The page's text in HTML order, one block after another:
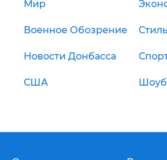
Мир
Военное Обозрение Стиль
Новости Донбасса
США